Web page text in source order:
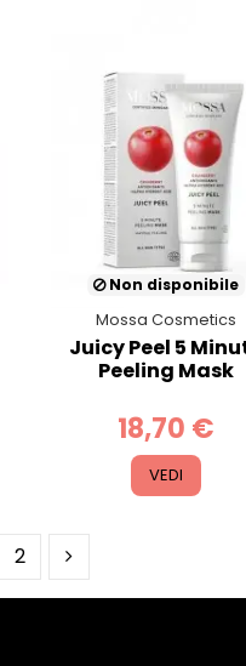
Non disponibile
Mossa Cosmetics
Juicy Peel 5
Peeling Mask
18,70 €
VEDI
2